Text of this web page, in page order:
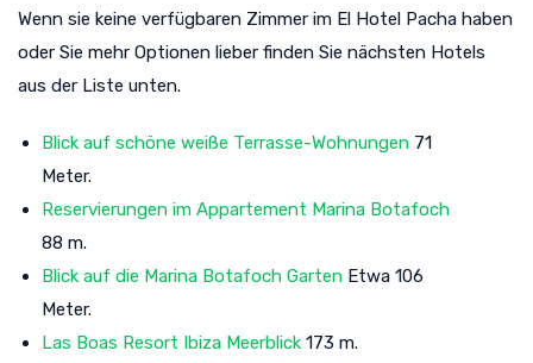
Wenn sie keine verfügbaren Zimmer im El Hotel Pacha haben
oder Sie mehr Optionen lieber finden Sie nächsten Hotels
aus der Liste unten.
Blick auf schöne weiße Terrasse-Wohnungen 71
Meter.
Reservierungen im Appartement Marina Botafoch
88 m.
Blick auf die Marina Botafoch Garten Etwa 106
Meter.
Las Boas Resort Ibiza Meerblick 173 m.